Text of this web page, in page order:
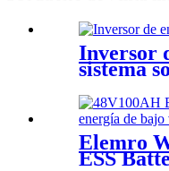
Inversor
sistema
Elemro
ESS